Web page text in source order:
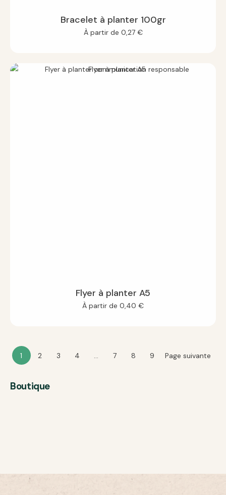
Bracelet à planter 100gr
À partir de 0,27 €
Flyer à planter A5
À partir de 0,40 €
1 2 3 4 7 8 9 Page suivante
Boutique